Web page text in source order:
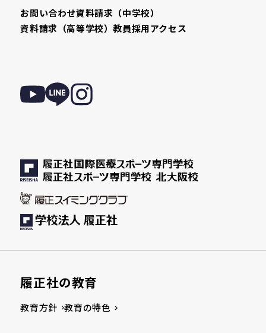
お問い合わせ資料請求（中学校）
資料請求（高等学校）教員採用アクセス
履正社の教育
教育方針 教育の特色